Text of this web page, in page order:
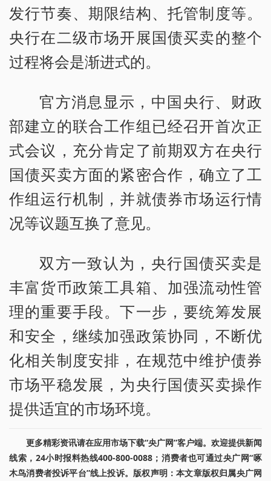
发行节奏、期限结构、托管制度等。
央行在二级市场开展国债买卖的整个
过程将会是渐进式的。
官方消息显示，中国央行、财政
部建立的联合工作组已经召开首次正
式会议，充分肯定了前期双方在央行
国债买卖方面的紧密合作，确立了工
作组运行机制，并就债券市场运行情
况等议题互换了意见。
双方一致认为，央行国债买卖是
丰富货币政策工具箱、加强流动性管
理的重要手段。下一步，要统筹发展
和安全，继续加强政策协同，不断优
化相关制度安排，在规范中维护债券
市场平稳发展，为央行国债买卖操作
提供适宜的市场环境。
更多精彩资讯请在应用市场下载“央广网”客户端。欢迎提供新闻
线索，24小时报料热线400-800-0088；消费者也可通过央广网“啄
木鸟消费者投诉平台”线上投诉。版权声明：本文章版权归属央广网